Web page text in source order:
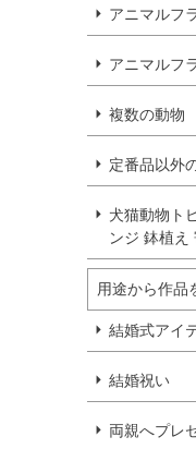
アニマルフ
アニマルフ
複数の動物
定番品以外
犬猫動物ト
ンジ 鉢植え
用途から作品
結婚式アイ
結婚祝い
両親へプレ